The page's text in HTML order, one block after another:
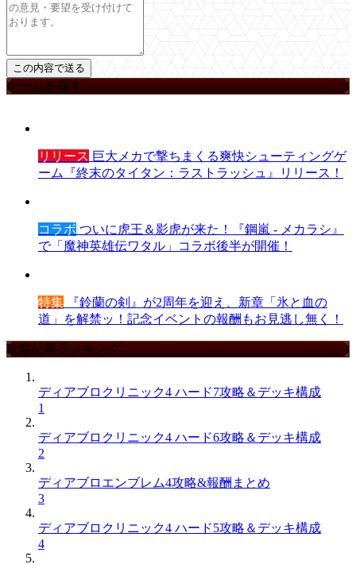
ゲームを探す
リリース 巨大メカで撃ちまくる爽快シューティングゲ
ーム『終末のタイタン：ラストラッシュ』リリース！
コラボ ついに虎王＆影虎が来た！『鋼嵐 - メカラシ』
で「魔神英雄伝ワタル」コラボ後半が開催！
特集 『鈴蘭の剣』が2周年を迎え、新章「氷と血の
道」を解禁ッ！記念イベントの報酬もお見逃し無く！
攻略記事ランキング
ディアブロクリニック4 ハード7攻略＆デッキ構成
1
ディアブロクリニック4 ハード6攻略＆デッキ構成
2
ディアブロエンブレム4攻略&報酬まとめ
3
ディアブロクリニック4 ハード5攻略＆デッキ構成
4